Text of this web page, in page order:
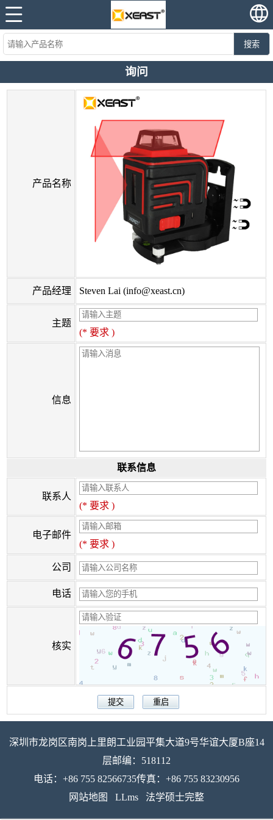
搜索
询问
产品名称
产品经理 Steven Lai (info@xeast.cn)
主题
(* 要求 )
信息
联系信息
联系人
(* 要求 )
电子邮件
(* 要求 )
公司
电话
核实
深圳市龙岗区南岗上里朗工业园平集大道9号华谊大厦B座14
层邮编：518112
电话：+86 755 82566735传真：+86 755 83230956
网站地图
LLms 法学硕士完整